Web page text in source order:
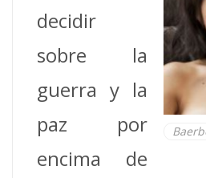
decidir
sobre la
guerra y la
paz por
encima de